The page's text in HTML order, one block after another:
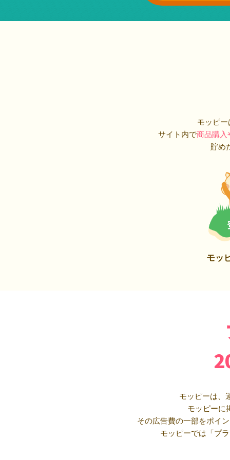
モッピ
サイト内で商品購入
貯め
モッ
モッピーは、
モッピーに
その広告費の一部をポイ
モッピーでは「プ